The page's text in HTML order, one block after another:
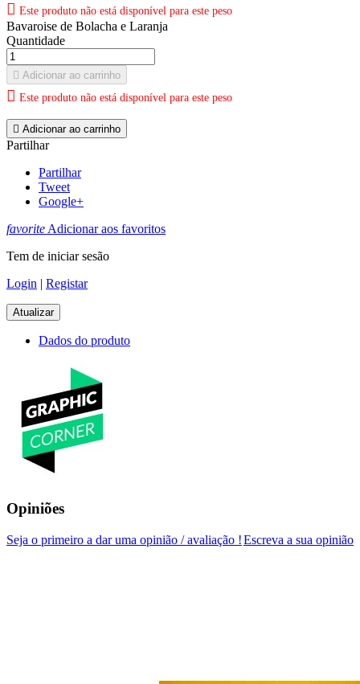
 Este produto não está disponível para este peso
Bavaroise de Bolacha e Laranja
Quantidade
 Adicionar ao carrinho
 Este produto não está disponível para este peso
 Adicionar ao carrinho
Partilhar
Partilhar
Tweet
Google+
favoriteAdicionar aos favoritos
Tem de iniciar sesão
Login | Registar
Dados do produto
Opiniões
Escreva a sua opinião
Seja o primeiro a dar uma opinião / avaliação !